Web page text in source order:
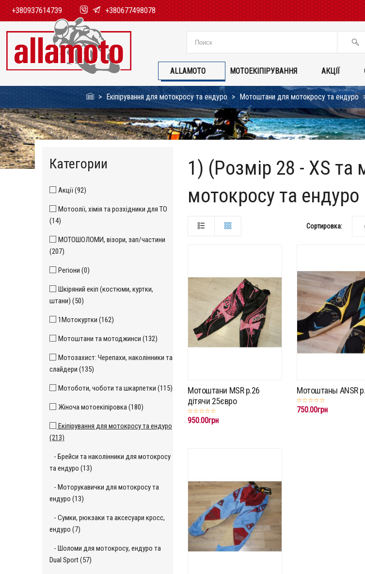
+380937614739 +380677498078
ALLAMOTO МОТОЕКІПІРУВАННЯ АКЦІЇ
Екіпірування для мотокросу та ендуро Мотоштани для мотокросу та ендуро
Категории
Акції (92)
Мотоолії, хімія та розхідники для ТО
(14)
МОТОШОЛОМИ, візори, зап/частини
(207)
Регіони (0)
Шкіряний екіп (костюми, куртки,
штани) (50)
1Мотокуртки (162)
Мотоштани та мотоджинси (132)
Мотозахист: Черепахи, наколінники та
слайдери (135)
Мотоботи, чоботи та шкарпетки (115)
Жіноча мотоекіпіровка (180)
Екіпірування для мотокросу та ендуро
(213)
- Брейси та наколінники для мотокросу
та ендуро (13)
- Моторукавички для мотокросу та
ендуро (13)
- Сумки, рюкзаки та аксесуари кросс,
ендуро (7)
- Шоломи для мотокросу, ендуро та
Dual Sport (57)
1) (Розмір 28 - XS
мотокросу та ендуро
Сортировка:
Мотоштани MSR p.26
дітячи 25євро
950.00грн
Мотоштаны ANSR
750.00грн